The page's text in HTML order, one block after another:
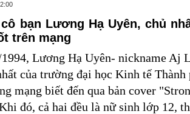
bạn Lương Hạ Uyên, chủ
trên mạng
Lương Hạ Uyên- nickname Aj
của trường đại học Kinh tế
mạng biết đến qua bản cover
đó, cả hai đều là nữ sinh lớp 12,